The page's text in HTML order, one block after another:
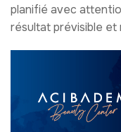
planifié avec
résultat prévisible et